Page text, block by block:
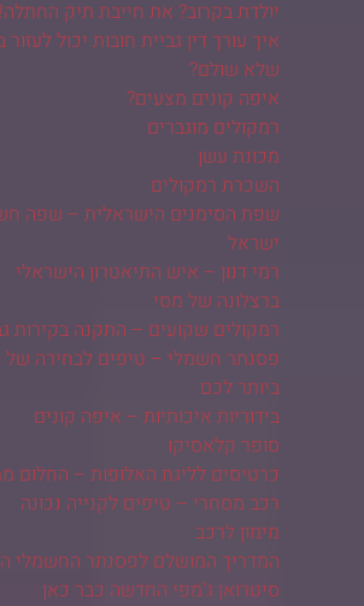
יולדת בקרוב? את חייבת תיק החתלה!
איך עורך דין גביית חובות יכול
שלא שולם?
איפה קונים מצעים?
רמקולים מוגברים
מכונת עשן
השכרת רמקולים
שפת הסימנים הישראלית – שפה
ישראל
רמי דנון – איש התיאטרון הישראלי
ברצלונה של מסי
רמקולים שקועים – התקנה בקירות
פסנתר חשמלי – טיפים לבחירה
ביותר לכם
בידוריות איכותיות – איפה קונים
סופר קלאסיקו
כרטיסים לליגת האלופות – החלום
רכב מסחרי – טיפים לקנייה נכונה
מימון לרכב
המדריך המושלם לפסנתר החשמלי
סיטרואן ג'מפי החדשה כבר כאן